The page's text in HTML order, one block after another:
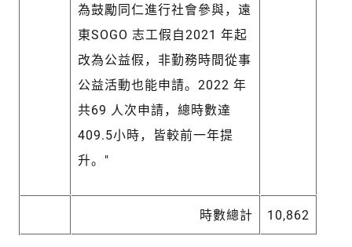
為鼓勵同仁進行社會參與，遠
東SOGO 志工假自2021 年起
改為公益假，非勤務時間從事
公益活動也能申請。2022 年
共69 人次申請，總時數達
409.5小時，皆較前一年提
升。"
時數總計 10,862